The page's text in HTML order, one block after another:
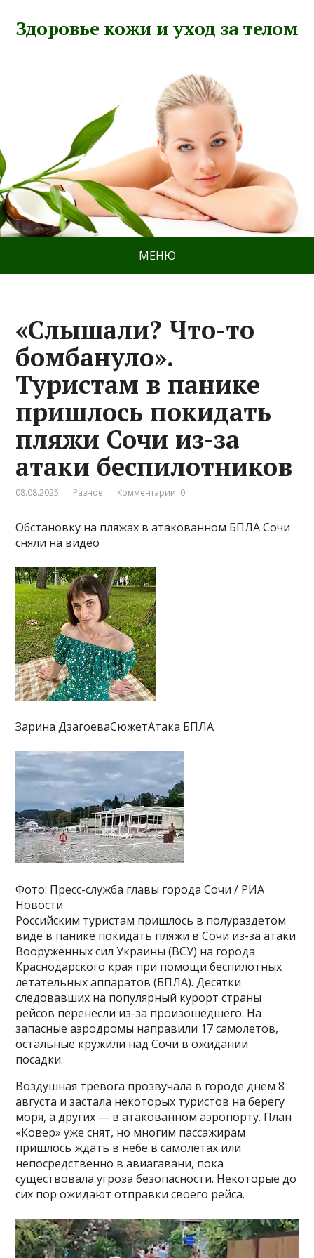
Здоровье кожи и уход за телом
МЕНЮ
«Слышали? Что-то
бомбануло».
Туристам в панике
пришлось покидать
пляжи Сочи из-за
атаки беспилотников
08.08.2025 Разное Комментарии: 0
Обстановку на пляжах в атакованном БПЛА Сочи
сняли на видео
Зарина ДзагоеваСюжетАтака БПЛА
Фото: Пресс-служба главы города Сочи / РИА
Новости
Российским туристам пришлось в полураздетом
виде в панике покидать пляжи в Сочи из-за атаки
Вооруженных сил Украины (ВСУ) на города
Краснодарского края при помощи беспилотных
летательных аппаратов (БПЛА). Десятки
следовавших на популярный курорт страны
рейсов перенесли из-за произошедшего. На
запасные аэродромы направили 17 самолетов,
остальные кружили над Сочи в ожидании
посадки.
Воздушная тревога прозвучала в городе днем 8
августа и застала некоторых туристов на берегу
моря, а других — в атакованном аэропорту. План
«Ковер» уже снят, но многим пассажирам
пришлось ждать в небе в самолетах или
непосредственно в авиагавани, пока
существовала угроза безопасности. Некоторые до
сих пор ожидают отправки своего рейса.